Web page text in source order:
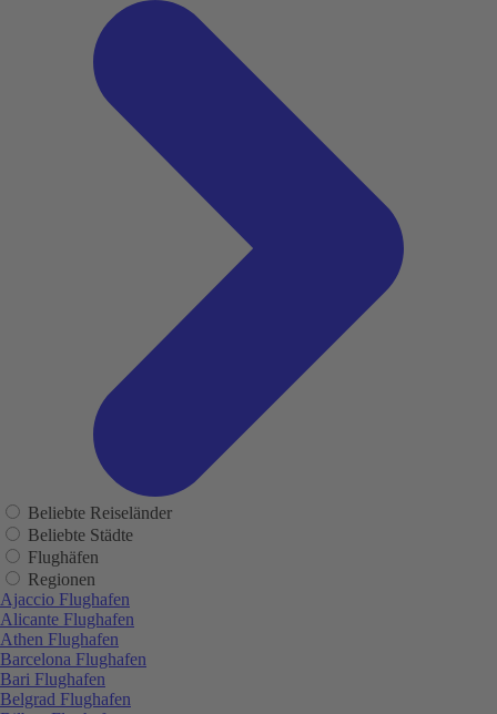
Beliebte Reiseländer
Beliebte Städte
Flughäfen
Regionen
Ajaccio Flughafen
Alicante Flughafen
Athen Flughafen
Barcelona Flughafen
Bari Flughafen
Belgrad Flughafen